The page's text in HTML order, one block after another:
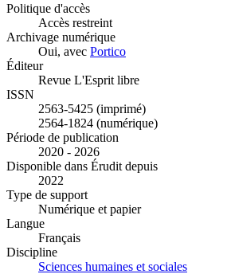
Politique d'accès
Accès restreint
Archivage numérique
Oui, avec Portico
Éditeur
Revue L'Esprit libre
ISSN
2563-5425 (imprimé)
2564-1824 (numérique)
Période de publication
2020 - 2026
Disponible dans Érudit depuis
2022
Type de support
Numérique et papier
Langue
Français
Discipline
Sciences humaines et sociales